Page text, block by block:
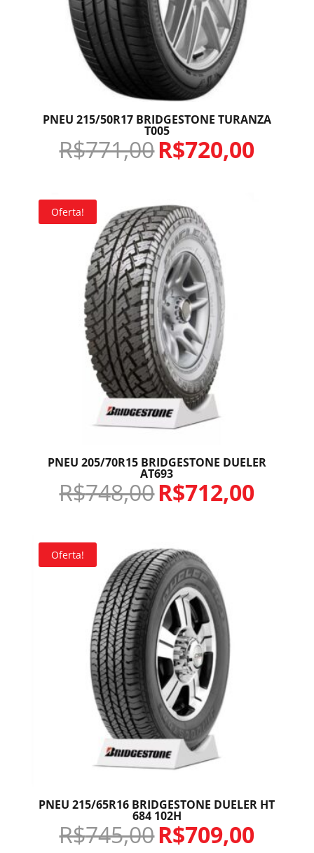
PNEU 215/50R17 BRIDGESTONE TURANZA
T005
R$771,00R$720,00
Oferta!
PNEU 205/70R15 BRIDGESTONE DUELER
AT693
R$748,00R$712,00
Oferta!
PNEU 215/65R16 BRIDGESTONE DUELER HT
684 102H
R$745,00R$709,00